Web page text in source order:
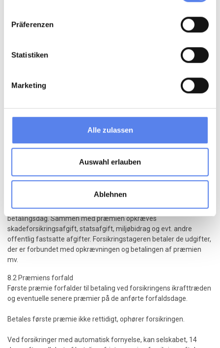
Präferenzen
Statistiken
Marketing
Alle zulassen
Auswahl erlauben
Ablehnen
markedsmæssige årsager.
Forhøjelse af gebyrer sker med én måneds varsel til den første i
en måned. Ændringerne offentliggøres på selskabet hjemmeside.
Gouda opkræver afgifter på vegne af offentlige myndigheder
afhængig af, hvilken forsikring der er tegnet. Det drejer sig om
statsafgift, skadeforsikringsafgift, miljøbidrag og stormflodsafgift
8. Præmie
Præmien opkræves med angivelse af sidste rettidige
betalingsdag. Sammen med præmien opkræves
skadeforsikringsafgift, statsafgift, miljøbidrag og evt. andre
offentlig fastsatte afgifter. Forsikringstageren betaler de udgifter,
der er forbundet med opkrævningen og betalingen af præmien
mv.
8.2 Præmiens forfald
Første præmie forfalder til betaling ved forsikringens ikrafttræden
og eventuelle senere præmier på de anførte forfaldsdage.
Betales første præmie ikke rettidigt, ophører forsikringen.
Ved forsikringer med automatisk fornyelse, kan selskabet, 14